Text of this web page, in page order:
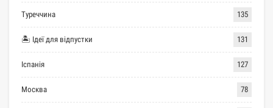
Туреччина 135
🏝 Ідеї для відпустки 131
Іспанія 127
Москва 78